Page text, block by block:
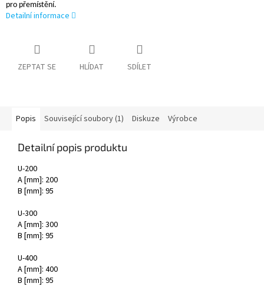
pro přemístění.
Detailní informace
ZEPTAT SE HLÍDAT SDÍLET
Popis Související soubory (1) Diskuze Výrobce
Detailní popis produktu
U-200
A [mm]: 200
B [mm]: 95
U-300
A [mm]: 300
B [mm]: 95
U-400
A [mm]: 400
B [mm]: 95